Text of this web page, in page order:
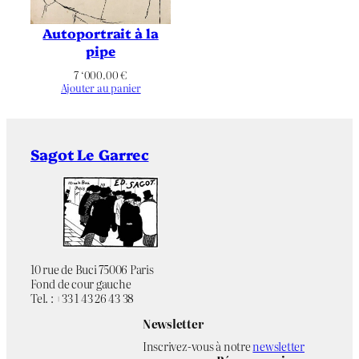
Éditeur –
Imprimeur
Chromie
Thématique
Figuratif
Minérale
Végétal
Autoportrait à la
pipe
7 ‘000.00€
Ajouter au panier
Sagot Le Garrec
10 rue de Buci 75006 Paris
Fond de cour gauche
Tel. : +33 1 43 26 43 38
Newsletter
Inscrivez-vous à notrenewsletter